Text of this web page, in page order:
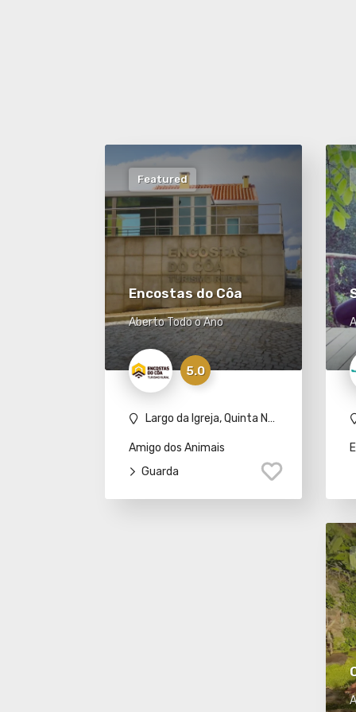
Featured
Encostas do Côa
Aberto Todo o Ano
5.0
Largo da Igreja, Quinta Nova, 6400-552 Pinhel
Amigo dos Animais
Guarda